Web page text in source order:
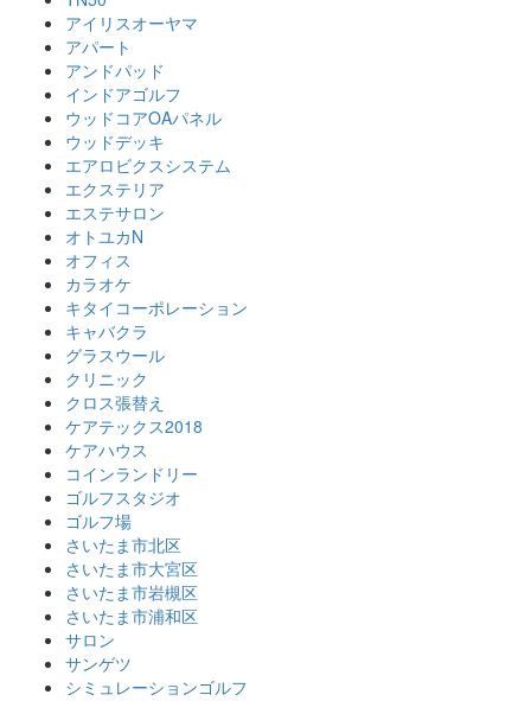
アイリスオーヤマ
アパート
アンドパッド
インドアゴルフ
ウッドコアOAパネル
ウッドデッキ
エアロビクスシステム
エクステリア
エステサロン
オトユカN
オフィス
カラオケ
キタイコーポレーション
キャバクラ
グラスウール
クリニック
クロス張替え
ケアテックス2018
ケアハウス
コインランドリー
ゴルフスタジオ
ゴルフ場
さいたま市北区
さいたま市大宮区
さいたま市岩槻区
さいたま市浦和区
サロン
サンゲツ
シミュレーションゴルフ